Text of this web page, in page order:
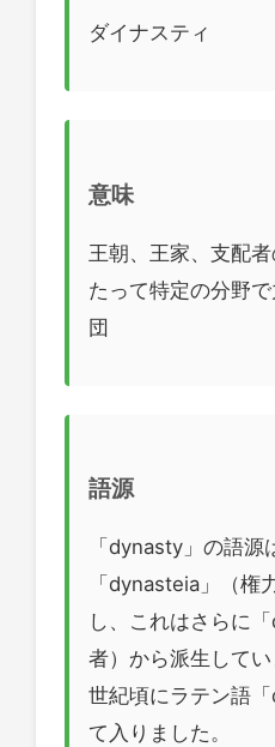
ダイナスティ
意味
王朝、王家、支配
たって特定の分野
団
語源
「dynasty」の語
「dynasteia」（権
し、これはさらに
者）から派生して
世紀頃にラテン語
て入りました。